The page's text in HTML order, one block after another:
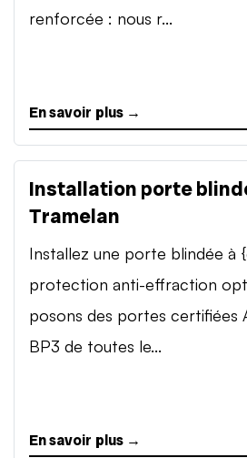
renforcée : nous r...
En savoir plus →
Installation porte
Tramelan
Installez une porte blindée à
protection anti-effraction
posons des portes certifiées
BP3 de toutes le...
En savoir plus →